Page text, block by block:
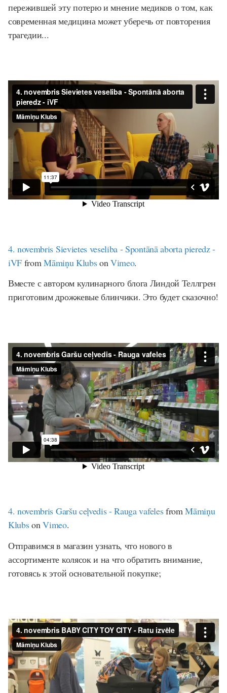
пережившей эту потерю и мнение медиков о том, как
современная медицина может уберечь от повторения
трагедии...
4. novembris Sievietes veseliba - Spontānā aborta pieredz -
iVF fromMāmiņu KlubsonVimeo.
Вместе с автором кулинарного блога Линдой Теллгрен
приготовим дрожжевые блинчики. Это будет сказочно!
4. novembris Garšu ceļvedis - Rauga vafelesfromMāmiņu
KlubsonVimeo.
Отправимся в магазин узнать, что нового в
ассортименте колясок и на что обратить внимание,
готовясь к этой основательной покупке;